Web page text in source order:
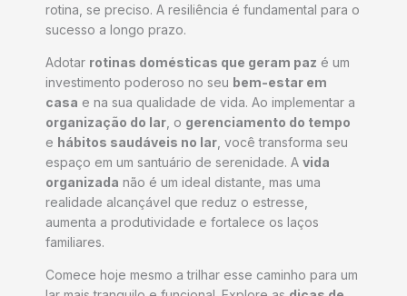
rotina, se preciso. A resiliência é fundamental para o
sucesso a longo prazo.
Adotar rotinas domésticas que geram paz é um
investimento poderoso no seu bem-estar em
casa e na sua qualidade de vida. Ao implementar a
organização do lar , o gerenciamento do tempo
e hábitos saudáveis no lar , você transforma seu
espaço em um santuário de serenidade. A vida
organizada não é um ideal distante, mas uma
realidade alcançável que reduz o estresse,
aumenta a produtividade e fortalece os laços
familiares.
Comece hoje mesmo a trilhar esse caminho para um